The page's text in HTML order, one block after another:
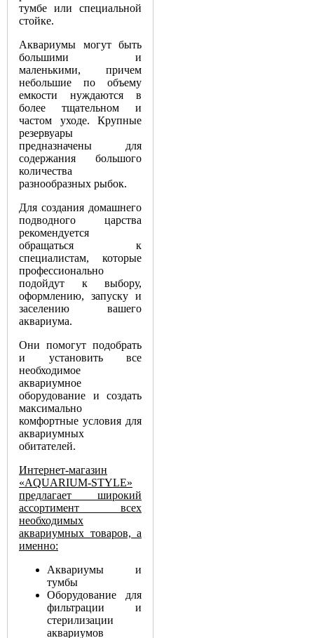
тумбе или специальной
стойке.
Аквариумы могут быть
большими и
маленькими, причем
небольшие по объему
емкости нуждаются в
более тщательном и
частом уходе. Крупные
резервуары
предназначены для
содержания большого
количества
разнообразных рыбок.
Для создания домашнего
подводного царства
рекомендуется
обращаться к
специалистам, которые
профессионально
подойдут к выбору,
оформлению, запуску и
заселению вашего
аквариума.
Они помогут подобрать
и установить все
необходимое
аквариумное
оборудование и создать
максимально
комфортные условия для
аквариумных
обитателей.
Интернет-магазин
«AQUARIUM-STYLE»
предлагает широкий
ассортимент всех
необходимых
аквариумных товаров, а
именно:
Аквариумы и
тумбы
Оборудование для
фильтрации и
стерилизации
аквариумов